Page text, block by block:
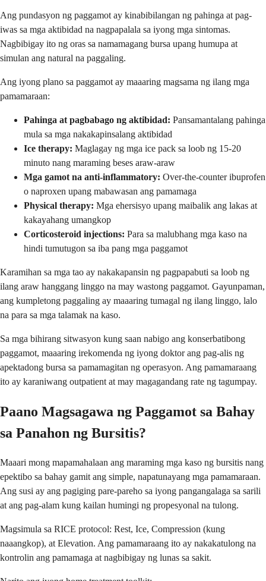
Ang pundasyon ng paggamot ay kinabibilangan ng pahinga at pag-
iwas sa mga aktibidad na nagpapalala sa iyong mga sintomas.
Nagbibigay ito ng oras sa namamagang bursa upang humupa at
simulan ang natural na paggaling.
Ang iyong plano sa paggamot ay maaaring magsama ng ilang mga
pamamaraan:
Pahinga at pagbabago ng aktibidad: Pansamantalang pahinga
mula sa mga nakakapinsalang aktibidad
Ice therapy: Maglagay ng mga ice pack sa loob ng 15-20
minuto nang maraming beses araw-araw
Mga gamot na anti-inflammatory: Over-the-counter ibuprofen
o naproxen upang mabawasan ang pamamaga
Physical therapy: Mga ehersisyo upang maibalik ang lakas at
kakayahang umangkop
Corticosteroid injections: Para sa malubhang mga kaso na
hindi tumutugon sa iba pang mga paggamot
Karamihan sa mga tao ay nakakapansin ng pagpapabuti sa loob ng
ilang araw hanggang linggo na may wastong paggamot. Gayunpaman,
ang kumpletong paggaling ay maaaring tumagal ng ilang linggo, lalo
na para sa mga talamak na kaso.
Sa mga bihirang sitwasyon kung saan nabigo ang konserbatibong
paggamot, maaaring irekomenda ng iyong doktor ang pag-alis ng
apektadong bursa sa pamamagitan ng operasyon. Ang pamamaraang
ito ay karaniwang outpatient at may magagandang rate ng tagumpay.
Paano Magsagawa ng Paggamot sa Bahay
sa Panahon ng Bursitis?
Maaari mong mapamahalaan ang maraming mga kaso ng bursitis nang
epektibo sa bahay gamit ang simple, napatunayang mga pamamaraan.
Ang susi ay ang pagiging pare-pareho sa iyong pangangalaga sa sarili
at ang pag-alam kung kailan humingi ng propesyonal na tulong.
Magsimula sa RICE protocol: Rest, Ice, Compression (kung
naaangkop), at Elevation. Ang pamamaraang ito ay nakakatulong na
kontrolin ang pamamaga at nagbibigay ng lunas sa sakit.